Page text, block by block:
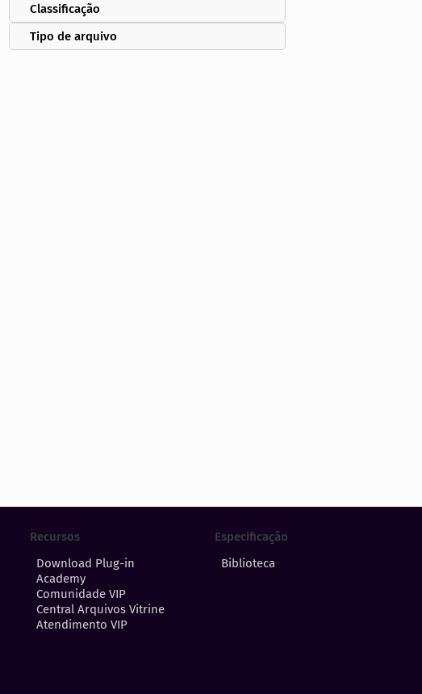
Classificação
Tipo de arquivo
Recursos
Download Plug-in
Academy
Comunidade VIP
Central Arquivos Vitrine
Atendimento VIP
Especificação
Biblioteca